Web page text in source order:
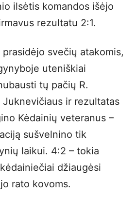
ilsėtis komandos išėjo
rezultatu 2:1.
svečių atakomis,
uteniškiai
tų pačių R.
ir rezultatas
Kėdainių veteranus –
sušvelnino tik
laikui. 4:2 – tokia
džiaugėsi
rato kovoms.